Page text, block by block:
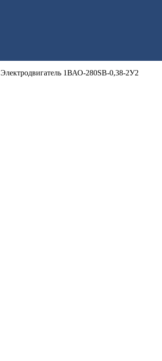
Электродвигатель 1ВАО-280SВ-0,38-2У2